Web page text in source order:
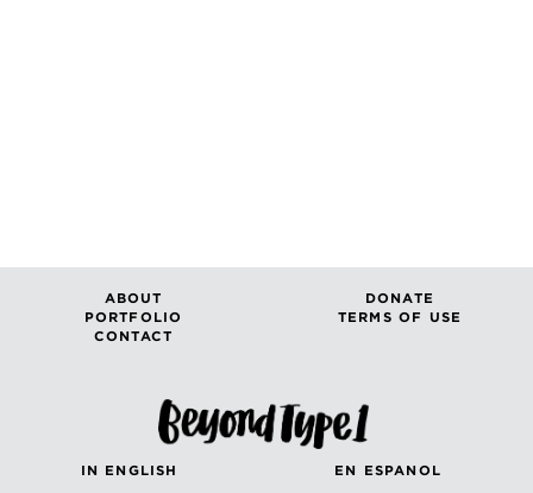
ABOUT
DONATE
PORTFOLIO
TERMS OF USE
CONTACT
IN ENGLISH
EN ESPANOL